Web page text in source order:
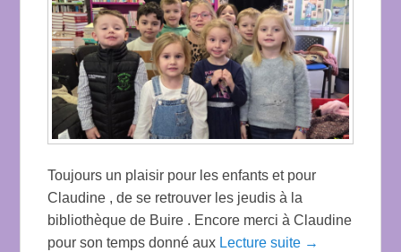
Toujours un plaisir pour les enfants et pour
Claudine , de se retrouver les jeudis à la
bibliothèque de Buire . Encore merci à Claudine
pour son temps donné aux Lecture suite →